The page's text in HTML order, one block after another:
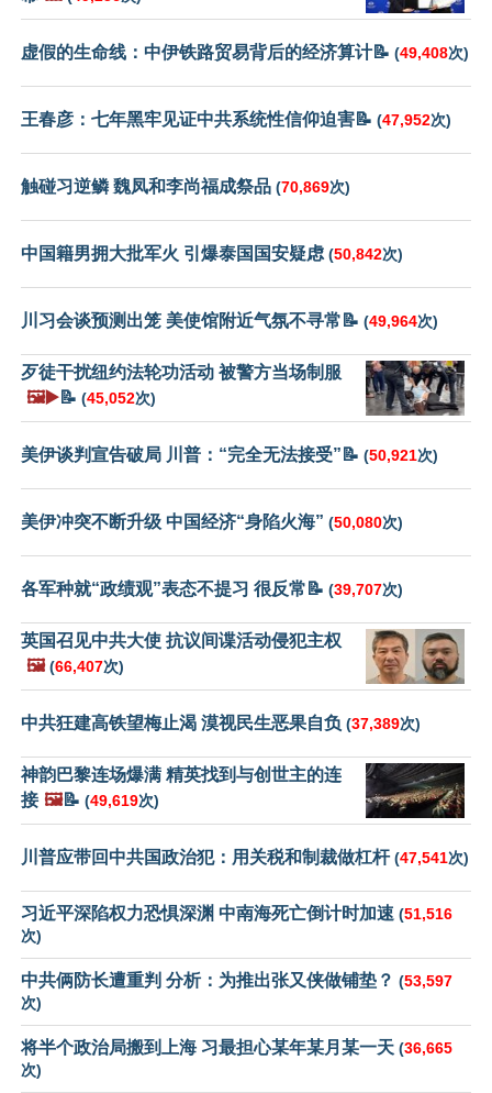
虚假的生命线：中伊铁路贸易背后的经济算计📝 (49,408次)
王春彦：七年黑牢见证中共系统性信仰迫害📝 (47,952次)
触碰习逆鳞 魏凤和李尚福成祭品 (70,869次)
中国籍男拥大批军火 引爆泰国国安疑虑 (50,842次)
川习会谈预测出笼 美使馆附近气氛不寻常📝 (49,964次)
歹徒干扰纽约法轮功活动 被警方当场制服
🖼️▶️📝 (45,052次)
美伊谈判宣告破局 川普：“完全无法接受”📝 (50,921次)
美伊冲突不断升级 中国经济“身陷火海” (50,080次)
各军种就“政绩观”表态不提习 很反常📝 (39,707次)
英国召见中共大使 抗议间谍活动侵犯主权
🖼️ (66,407次)
中共狂建高铁望梅止渴 漠视民生恶果自负 (37,389次)
神韵巴黎连场爆满 精英找到与创世主的连
接 🖼️📝 (49,619次)
川普应带回中共国政治犯：用关税和制裁做杠杆(47,541次)
习近平深陷权力恐惧深渊 中南海死亡倒计时加速 (51,516
次)
中共俩防长遭重判 分析：为推出张又侠做铺垫？ (53,597
次)
将半个政治局搬到上海 习最担心某年某月某一天 (36,665
次)